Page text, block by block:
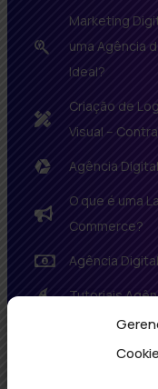
Marketing
uma Agência
Ideal?
Criação de
Visual –
Agência
O que é uma
Commerce?
Agência Digital
Tutoriais
Agência